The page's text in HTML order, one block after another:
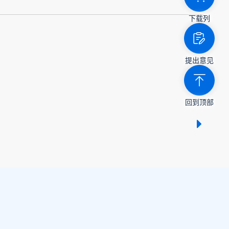
下载列
提出意见
回到顶部